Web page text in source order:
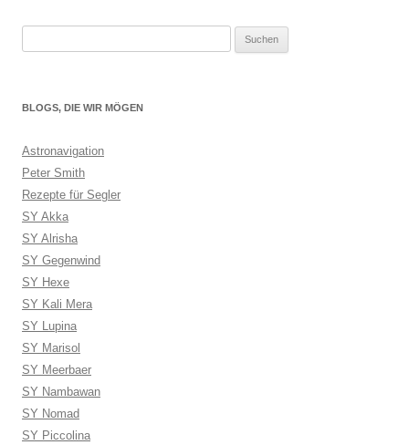
BLOGS, DIE WIR MÖGEN
Astronavigation
Peter Smith
Rezepte für Segler
SY Akka
SY Alrisha
SY Gegenwind
SY Hexe
SY Kali Mera
SY Lupina
SY Marisol
SY Meerbaer
SY Nambawan
SY Nomad
SY Piccolina